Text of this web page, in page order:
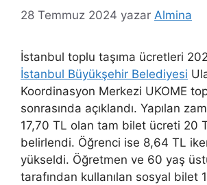
28 Temmuz 2024 yazar Almina
İstanbul toplu taşıma ücretleri
İstanbul Büyükşehir Belediyesi
Koordinasyon Merkezi UKOME
sonrasında açıklandı. Yapılan
17,70 TL olan tam bilet ücreti 20
belirlendi. Öğrenci ise 8,64 TL
yükseldi. Öğretmen ve 60 yaş
tarafından kullanılan sosyal bilet